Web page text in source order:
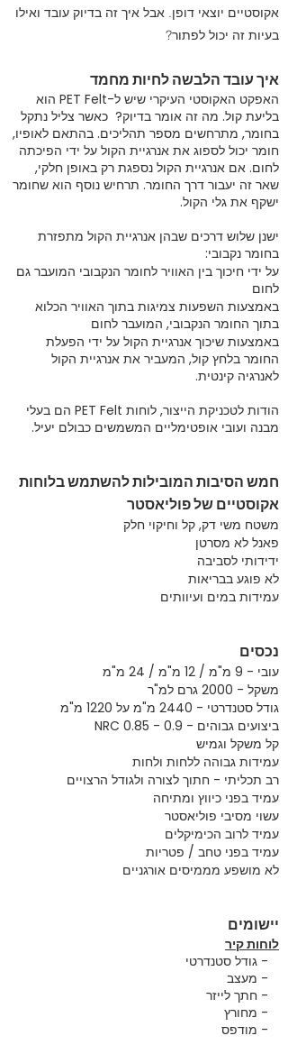
אקוסטיים יוצאי דופן. אבל איך זה בדיוק עובד ואילו
בעיות זה יכול לפתור?
איך עובד הלבשה לחיות מחמד
האפקט האקוסטי העיקרי שיש ל-PET Felt הוא
בליעת קול. מה זה אומר בדיוק? כאשר צליל נתקל
בחומר, מתרחשים מספר תהליכים. בהתאם לאופיו,
חומר יכול לספוג את אנרגיית הקול על ידי הפיכתה
לחום. אם אנרגיית הקול נספגת רק באופן חלקי,
שאר זה יעבור דרך החומר. תרחיש נוסף הוא שחומר
ישקף את גלי הקול.
ישנן שלוש דרכים שבהן אנרגיית הקול מתפזרת
בחומר נקבובי:
על ידי חיכוך בין האוויר לחומר הנקבובי המועבר גם
לחום
באמצעות השפעות צמיגות בתוך האוויר הכלוא
בתוך החומר הנקבובי, המועבר לחום
באמצעות שיכוך אנרגיית הקול על ידי הפעלת
החומר בלחץ קול, המעביר את אנרגיית הקול
לאנרגיה קינטית.
הודות לטכניקת הייצור, לוחות PET Felt הם בעלי
מבנה ועובי אופטימליים המשמשים כבולם יעיל.
חמש הסיבות המובילות להשתמש בלוחות
אקוסטיים של פוליאסטר
משטח משי דק, קל וחיקוי חלק
פאנל לא מסרטן
ידידותי לסביבה
לא פוגע בבריאות
עמידות במים ועיוותים
נכסים
עובי - 9 מ"מ / 12 מ"מ / 24 מ"מ
משקל - 2000 גרם למ"ר
גודל סטנדרטי - 2440 מ"מ על 1220 מ"מ
ביצועים גבוהים - NRC 0.85 - 0.9
קל משקל וגמיש
עמידות גבוהה ללחות ולחות
רב תכליתי - חתוך לצורה ולגודל הרצויים
עמיד בפני כיווץ ומתיחה
עשוי מסיבי פוליאסטר
עמיד לרוב הכימיקלים
עמיד בפני טחב / פטריות
לא מושפע מממיסים אורגניים
יישומים
לוחות קיר
- גודל סטנדרטי
- מעצב
- חתך לייזר
- מחורץ
- מודפס